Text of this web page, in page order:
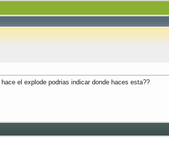
el explode podrias indicar donde haces esta??